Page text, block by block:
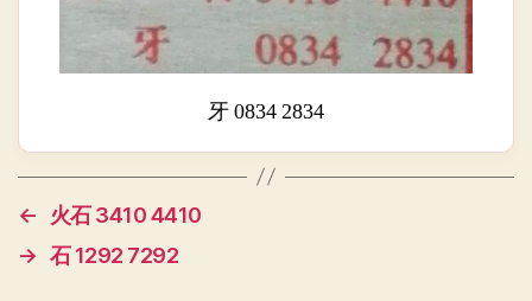
牙 0834 2834
←
火石 3410 4410
→ 石 1292 7292